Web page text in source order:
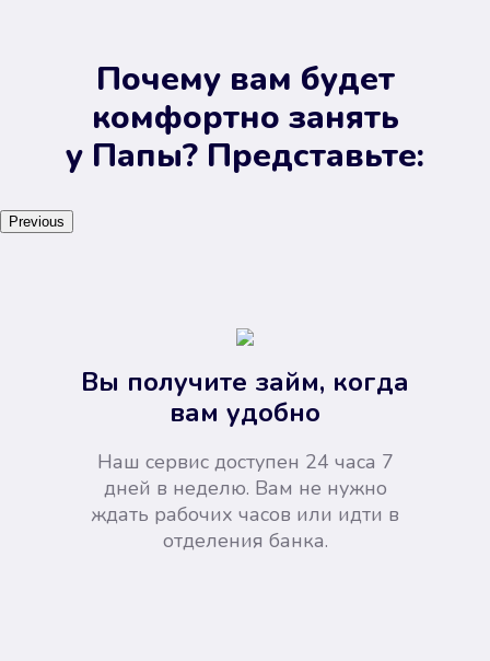
Почему вам будет
комфортно занять
у Папы? Представьте:
Previous
Вы получите займ, когда
вам удобно
Наш сервис доступен 24 часа 7
дней в неделю. Вам не нужно
ждать рабочих часов или идти в
отделения банка.